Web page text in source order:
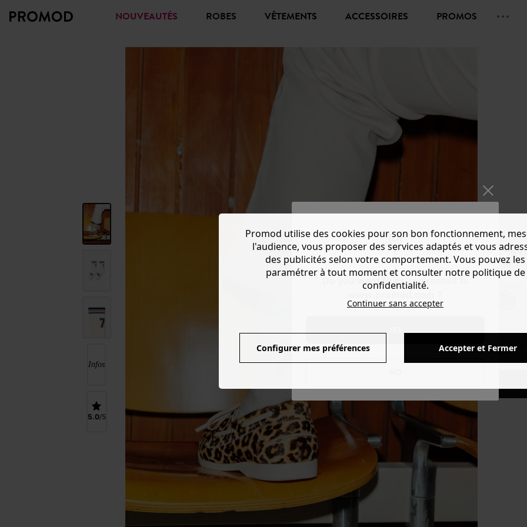
Do you want to be redirected to
NOUVEAUTÉS ROBES VÊTEMENTS ACCESSOIRES PROMOS
Infos
5.0
Made
CHF 8.90
taille
Promod utilise des cookies pour son bon fonctionnement,
l'audience, vous proposer des services adaptés et vous
des publicités selon votre comportement. Vous pouvez les
paramétrer à tout moment et consulter notre politique de
confidentialité.
Continuer sans accepter
Configurer mes préférences Accepter et Fermer